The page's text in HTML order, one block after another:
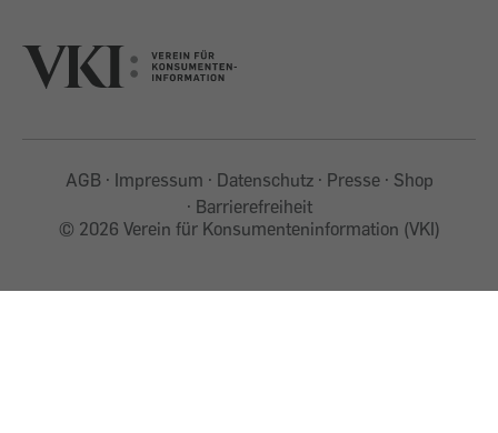
AGB Impressum Datenschutz Presse
Shop
Barrierefreiheit
© 2026 Verein für Konsumenteninformation (VKI)